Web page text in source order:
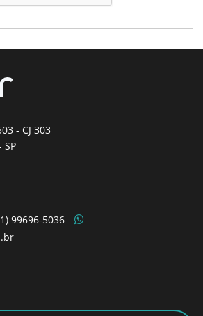
- CJ 303
99696-5036